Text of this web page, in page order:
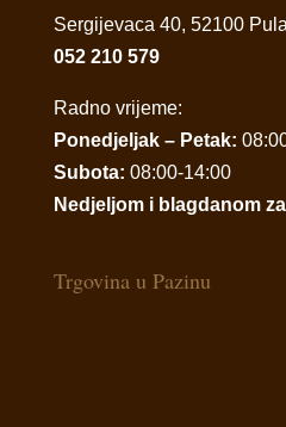
Sergijevaca 40, 52100 Pula
052 210 579
Radno vrijeme:
Ponedjeljak – Petak:
Subota: 08:00-14:00
Nedjeljom i blagdanom
Trgovina u Pazinu